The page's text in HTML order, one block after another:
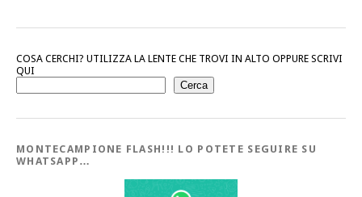
COSA CERCHI? UTILIZZA LA LENTE CHE TROVI IN ALTO OPPURE SCRIVI
QUI
Cerca
MONTECAMPIONE FLASH!!! LO POTETE SEGUIRE SU
WHATSAPP…